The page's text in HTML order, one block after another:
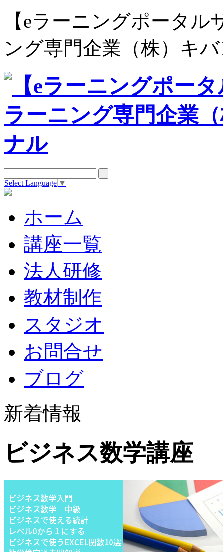
【eラーニングポータル
ング専門企業（株）キ
Select Language ▼
ホーム
講座一覧
法人研修
教材制作
スタジオ
お問合せ
ブログ
新着情報
ビジネス数学講座